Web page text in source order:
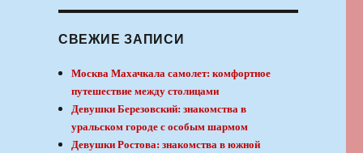
СВЕЖИЕ ЗАПИСИ
Москва Махачкала самолет: комфортное
путешествие между столицами
Девушки Березовский: знакомства в
уральском городе с особым шармом
Девушки Ростова: знакомства в южной